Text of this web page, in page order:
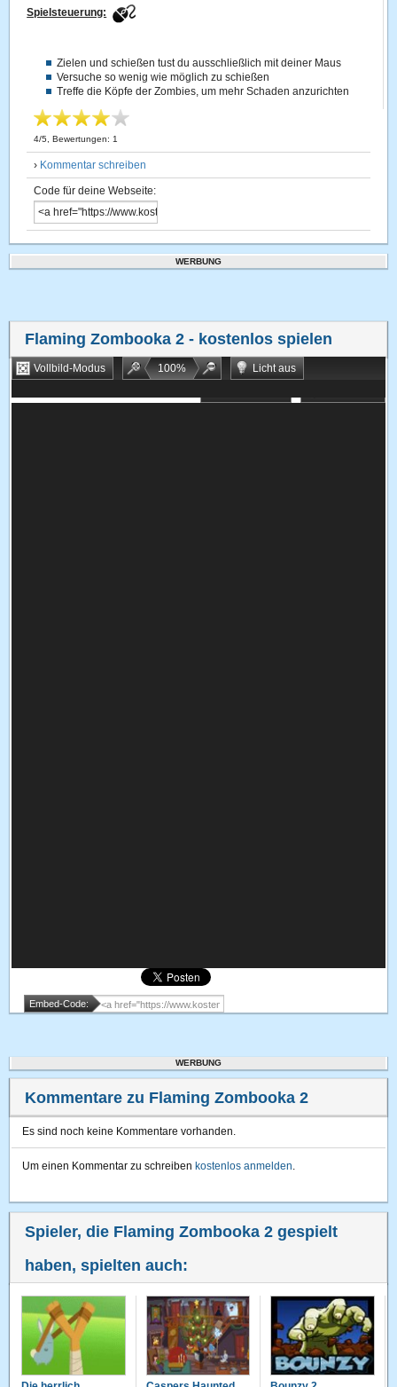
Spielsteuerung:
Zielen und schießen tust du ausschließlich mit deiner Maus
Versuche so wenig wie möglich zu schießen
Treffe die Köpfe der Zombies, um mehr Schaden anzurichten
4/5 , Bewertungen: 1
› Kommentar schreiben
Code für deine Webseite:
WERBUNG
Flaming Zombooka 2 - kostenlos spielen
Vollbild-Modus 100%
Licht aus
Embed-Code:
WERBUNG
Kommentare zu Flaming Zombooka 2
Es sind noch keine Kommentare vorhanden.
Um einen Kommentar zu schreiben kostenlos anmelden.
Spieler, die Flaming Zombooka 2 gespielt
haben, spielten auch: